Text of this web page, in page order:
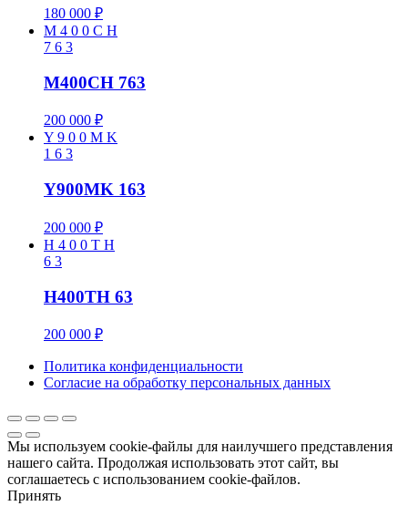
180 000 ₽
M 4 0 0 C H
7 6 3
M400CH 763
200 000 ₽
Y 9 0 0 M K
1 6 3
Y900MK 163
200 000 ₽
H 4 0 0 T H
6 3
H400TH 63
200 000 ₽
Политика конфиденциальности
Cогласие на обработку персональных данных
Мы используем cookie-файлы для наилучшего представления
нашего сайта. Продолжая использовать этот сайт, вы
соглашаетесь с использованием cookie-файлов.
Принять